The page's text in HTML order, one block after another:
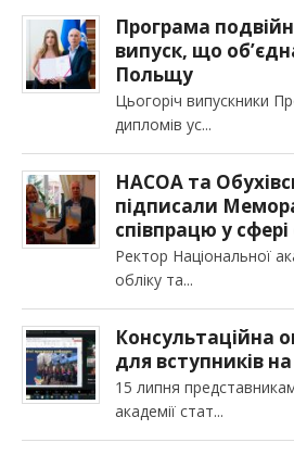
Програма
випуск, що
Польщу
Цьогоріч випускники
дипломів ус
НАСОА та
підписали
співпрацю у сфері
Ректор Національної
обліку та
Консультаційна
для вступників
15 липня
академії стат